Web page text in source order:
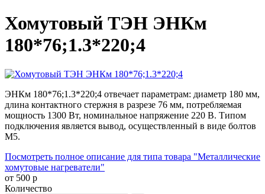
Хомутовый ТЭН ЭНКм
180*76;1.3*220;4
ЭНКм 180*76;1.3*220;4 отвечает параметрам: диаметр 180 мм,
длина контактного стержня в разрезе 76 мм, потребляемая
мощность 1300 Вт, номинальное напряжение 220 В. Типом
подключения является вывод, осуществленный в виде болтов
М5.
Посмотреть полное описание для типа товара "Металлические
хомутовые нагреватели"
от 500 р
Количество